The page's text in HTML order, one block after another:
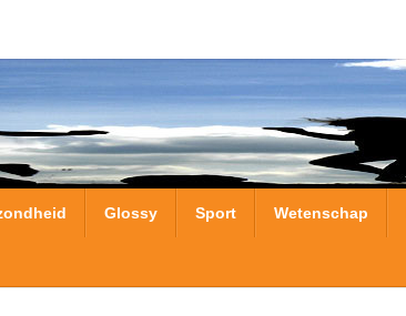
Glossy Sport Wetenschap